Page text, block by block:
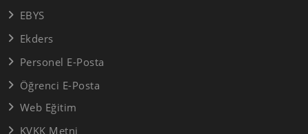
EBYS
Ekders
Personel E-Posta
Öğrenci E-Posta
Web Eğitim
KVKK Metni